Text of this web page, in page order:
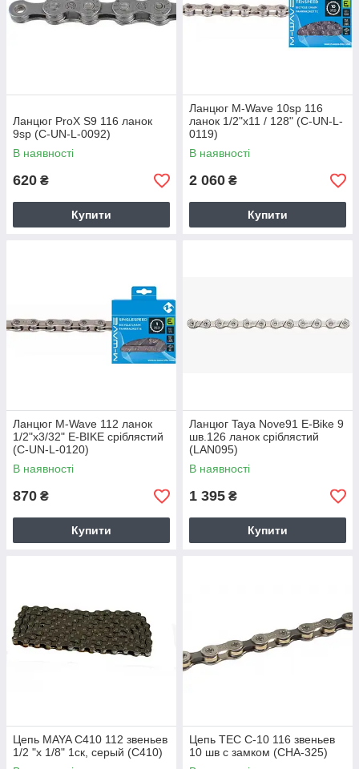
Ланцюг ProX S9 116 ланок
9sp (C-UN-L-0092)
В наявності
620 ₴
Купити
Ланцюг M-Wave 10sp 116
ланок 1/2"x11 / 128" (C-UN-L-
0119)
В наявності
2 060 ₴
Купити
Ланцюг M-Wave 112 ланок
1/2"x3/32" E-BIKE сріблястий
(C-UN-L-0120)
В наявності
870 ₴
Купити
Ланцюг Taya Nove91 E-Bike 9
шв.126 ланок сріблястий
(LAN095)
В наявності
1 395 ₴
Купити
Цепь MAYA C410 112 звеньев
1/2 "х 1/8" 1ск, серый (C410)
Цепь TEC C-10 116 звеньев
10 шв с замком (CHA-325)